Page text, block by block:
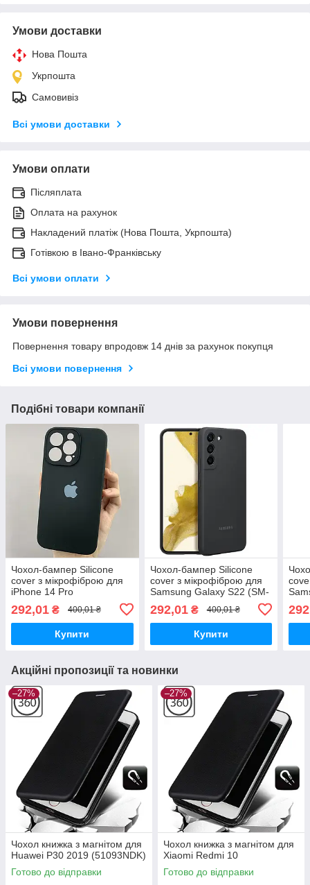
Умови доставки
Нова Пошта
Укрпошта
Самовивіз
Всі умови доставки
Умови оплати
Післяплата
Оплата на рахунок
Накладений платіж (Нова Пошта, Укрпошта)
Готівкою в Івано-Франківську
Всі умови оплати
Умови повернення
Повернення товару впродовж 14 днів за рахунок покупця
Всі умови повернення
Подібні товари компанії
Чохол-бампер Silicone
cover з мікрофіброю для
iPhone 14 Pro
292,01 ₴ 400,01 ₴
Купити
Чохол-бампер Silicone
cover з мікрофіброю для
Samsung Galaxy S22 (SM-
292,01₴ 400,01 ₴
Купити
Акційні пропозиції та новинки
–27%
Чохол книжка з магнітом для
Huawei P30 2019 (51093NDK)
Готово до відправки
–27%
Чохол книжка з магнітом для
Xiaomi Redmi 10
Готово до відправки